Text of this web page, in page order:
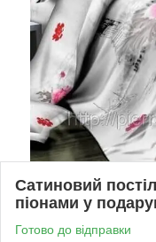
Сатиновий
піонами у
Готово до відправки